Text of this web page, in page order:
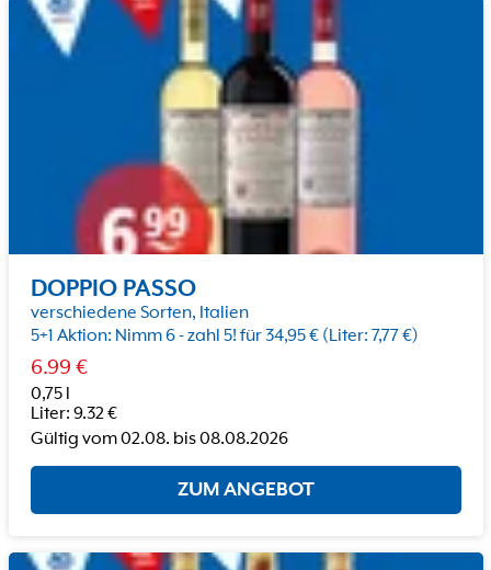
DOPPIO PASSO
verschiedene Sorten, Italien
5+1 Aktion: Nimm 6 - zahl 5! für 34,95 € (Liter: 7,77 €)
6.99 €
0,75 l
Liter: 9.32€
Gültig vom02.08. bis08.08.2026
ZUM ANGEBOT